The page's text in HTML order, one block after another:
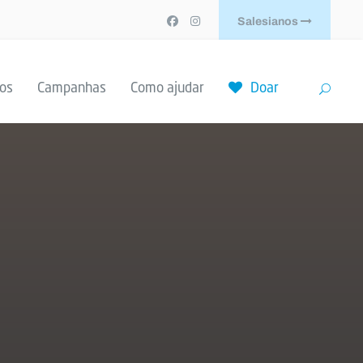
Salesianos
Campanhas Como ajudar Doar